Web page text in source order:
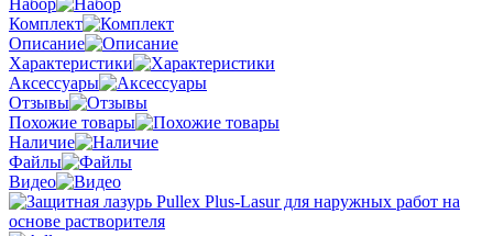
Комплект
Описание
Характеристики
Аксессуары
Отзывы
Похожие товары
Наличие
Файлы
Видео